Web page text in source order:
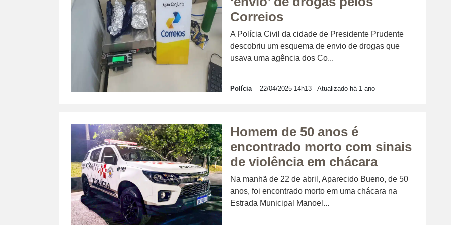
Correios
A Polícia Civil da cidade de Presidente Prudente
descobriu um esquema de envio de drogas que
usava uma agência dos Co...
Polícia 22/04/2025 14h13 - Atualizado há 1 ano
Homem de 50 anos é
encontrado morto com sinais
de violência em chácara
Na manhã de 22 de abril, Aparecido Bueno, de 50
anos, foi encontrado morto em uma chácara na
Estrada Municipal Manoel...